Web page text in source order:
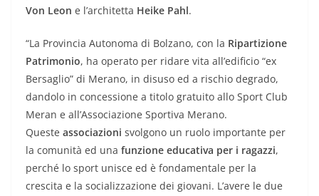
Von Leon e l’architetta Heike Pahl.
“La Provincia Autonoma di Bolzano, con la Ripartizione
Patrimonio, ha operato per ridare vita all’edificio “ex
Bersaglio” di Merano, in disuso ed a rischio degrado,
dandolo in concessione a titolo gratuito allo Sport Club
Meran e all’Associazione Sportiva Merano.
Queste associazioni svolgono un ruolo importante per
la comunità ed una funzione educativa per i ragazzi,
perché lo sport unisce ed è fondamentale per la
crescita e la socializzazione dei giovani. L’avere le due